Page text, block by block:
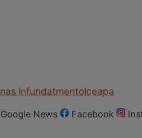
nas infundatmentolceapa
Google News Facebook